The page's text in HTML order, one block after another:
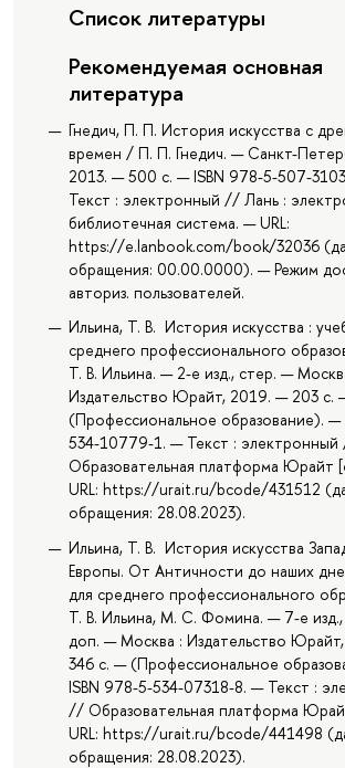
Список литературы
Рекомендуемая основная
литература
Гнедич, П. П. История искусства с
времен / П. П. Гнедич. — Санкт-
2013. — 500 с. — ISBN 978-5-507-
Текст : электронный // Лань :
библиотечная система. — URL:
https://e.lanbook.com/book/32036
обращения: 00.00.0000). — Режим
авториз. пользователей.
Ильина, Т. В. История искусства :
среднего профессионального
Т. В. Ильина. — 2-е изд., стер. —
Издательство Юрайт, 2019. — 203 с.
(Профессиональное образование). —
534-10779-1. — Текст :
Образовательная платформа Юрайт
URL: https://urait.ru/bcode/431512
обращения: 28.08.2023).
Ильина, Т. В. История искусства
Европы. От Античности до наших
для среднего профессионального
Т. В. Ильина, М. С. Фомина. — 7-е изд.,
доп. — Москва : Издательство
346 с. — (Профессиональное
ISBN 978-5-534-07318-8. — Текст :
// Образовательная платформа
URL: https://urait.ru/bcode/441498
обращения: 28.08.2023).